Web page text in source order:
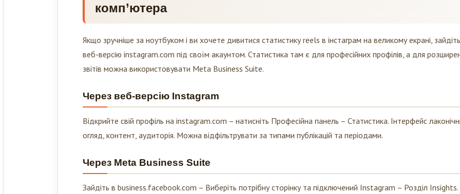
комп’ютера
Якщо зручніше за ноутбуком і ви хочете дивитися статистику reels в інстаграм на великому екрані, зайдіть
веб-версію instagram.com під своїм акаунтом. Статистика там є для професійних профілів, а для
звітів можна використовувати Meta Business Suite.
Через веб-версію Instagram
Відкрийте свій профіль на instagram.com – натисніть Професійна панель – Статистика. Інтерфейс
огляд, контент, аудиторія. Можна відфільтрувати за типами публікацій та періодами.
Через Meta Business Suite
Зайдіть в business.facebook.com – Виберіть потрібну сторінку та підключений Instagram – Розділ Insights.